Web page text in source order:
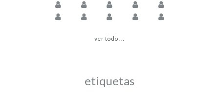
ver todo ...
etiquetas